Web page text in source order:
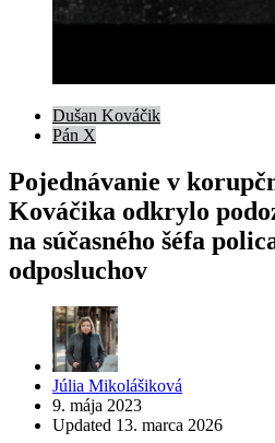
Dušan Kováčik
Pán X
Pojednávanie v
Kováčika odkrylo
na súčasného šéfa
odposluchov
Posted
by
Júlia Mikolášiková
9. mája 2023
Updated 13. marca 2026